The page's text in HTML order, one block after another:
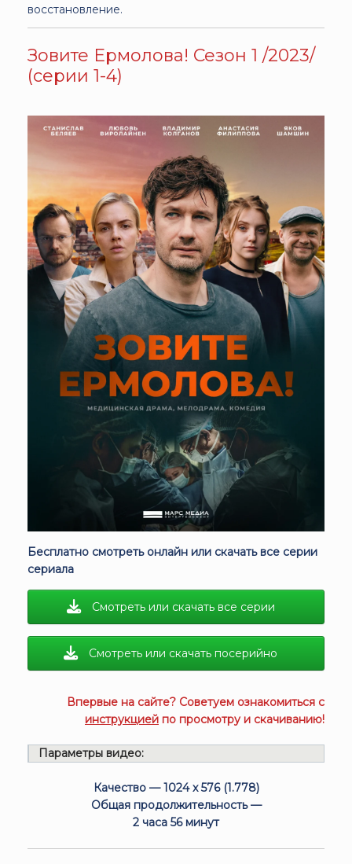
восстановление.
Зовите Ермолова! Сезон 1 /2023/
(серии 1-4)
Бесплатно смотреть онлайн или скачать все серии
сериала
Смотреть или скачать все серии
Смотреть или скачать посерийно
Впервые на сайте? Советуем ознакомиться с
инструкцией по просмотру и скачиванию!
Параметры видео:
Качество — 1024 x 576 (1.778)
Общая продолжительность —
2 часа 56 минут